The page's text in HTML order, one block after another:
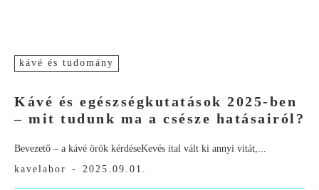
kávé és tudomány
Kávé és egészségkutatások 2025-ben
– mit tudunk ma a csésze hatásairól?
Bevezető – a kávé örök kérdéseKevés ital vált ki annyi vitát,...
kavelabor
- 2025.09.01.